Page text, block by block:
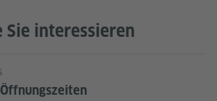
Sie interessieren